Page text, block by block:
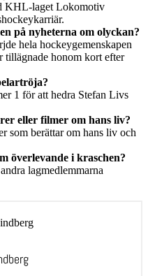
KHL-laget Lokomotiv
på nyheterna om olyckan?
hela hockeygemenskapen
tillägnade honom kort efter
1 för att hedra Stefan Livs
eller filmer om hans liv?
som berättar om hans liv och
överlevande i kraschen?
lagmedlemmarna